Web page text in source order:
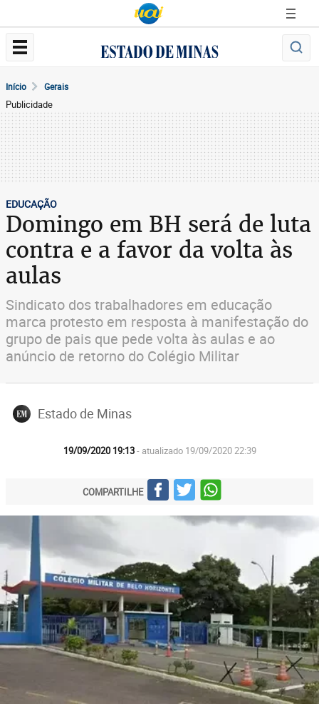
Início Gerais
Publicidade
EDUCAÇÃO
Domingo em BH será de luta
contra e a favor da volta às
aulas
Sindicato dos trabalhadores em educação
marca protesto em resposta à manifestação do
grupo de pais que pede volta às aulas e ao
anúncio de retorno do Colégio Militar
Estado de Minas
19/09/2020 19:13- atualizado 19/09/2020 22:39
COMPARTILHE